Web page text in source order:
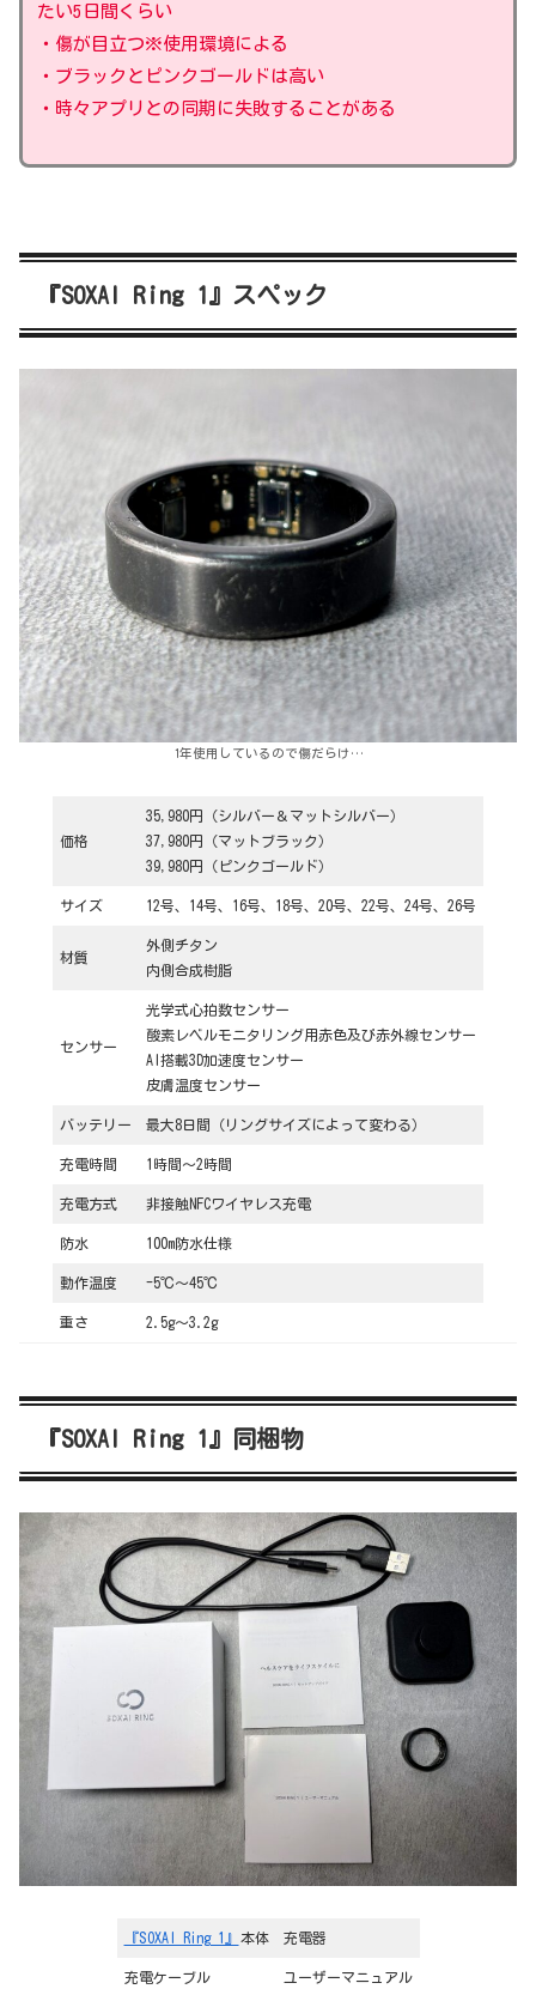
たい5日間くらい
・傷が目立つ※使用環境による
・ブラックとピンクゴールドは高い
・時々アプリとの同期に失敗することがある
『SOXAI Ring 1』スペック
1年使用しているので傷だらけ…
価格
35,980円（シルバー＆マットシルバー）
37,980円（マットブラック）
39,980円（ピンクゴールド）
サイズ 12号、14号、16号、18号、20号、22号、24号、26号
材質
外側チタン
内側合成樹脂
センサー
光学式心拍数センサー
酸素レベルモニタリング用赤色及び赤外線センサー
AI搭載3D加速度センサー
皮膚温度センサー
バッテリー 最大8日間（リングサイズによって変わる）
充電時間 1時間～2時間
充電方式 非接触NFCワイヤレス充電
防水 100m防水仕様
動作温度 -5℃～45℃
重さ 2.5g～3.2g
『SOXAI Ring 1』同梱物
『SOXAI Ring 1』 本体 充電器
充電ケーブル ユーザーマニュアル